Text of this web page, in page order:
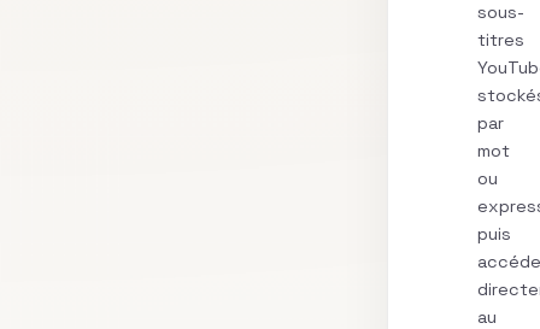
sous-
titres
par
mot
ou
puis
au